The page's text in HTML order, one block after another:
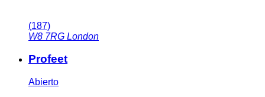
(187)
W8 7RG London
Profeet
Abierto